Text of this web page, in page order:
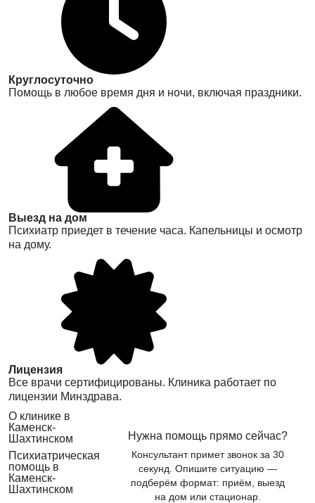
Круглосуточно
Помощь в любое время дня и ночи, включая праздники.
Выезд на дом
Психиатр приедет в течение часа. Капельницы и осмотр
на дому.
Лицензия
Все врачи сертифицированы. Клиника работает по
лицензии Минздрава.
О клинике в
Каменск-
Шахтинском
Психиатрическая
помощь в
Каменск-
Шахтинском
Нужна помощь прямо сейчас?
Консультант примет звонок за 30
секунд. Опишите ситуацию —
подберём формат: приём, выезд
на дом или стационар.